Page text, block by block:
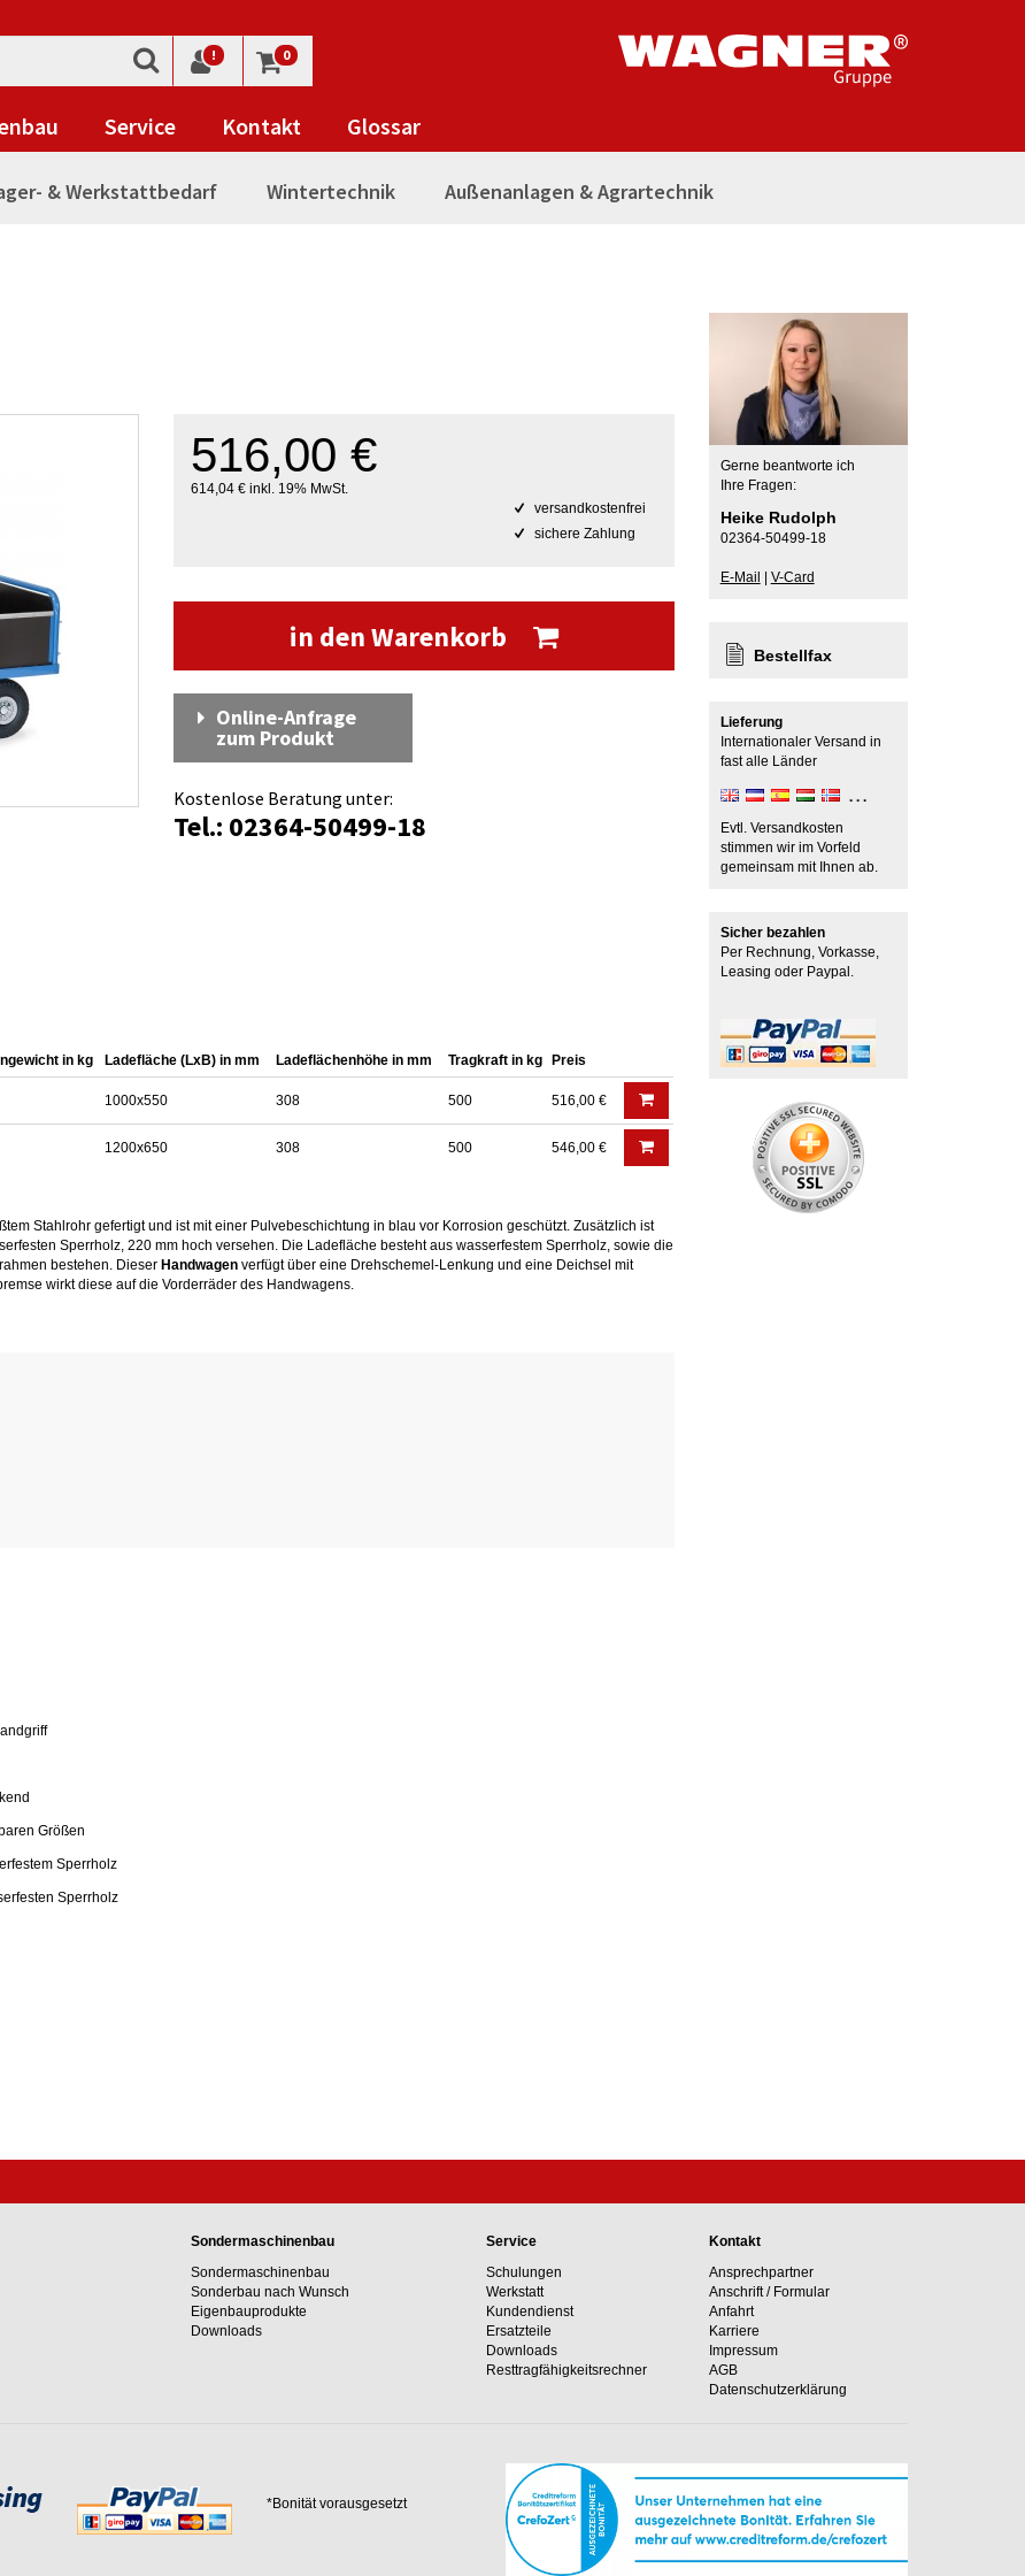
! 0
Service Kontakt Glossar
& Werkstattbedarf Wintertechnik Außenanlagen & Agrartechnik
516,00 €
614,04 € inkl. 19% MwSt.
versandkostenfrei
sichere Zahlung
in den Warenkorb
Online-Anfrage
zum Produkt
Kostenlose Beratung unter:
Tel.: 02364-50499-18
in kg Ladefläche (LxB) in mm Ladeflächenhöhe in mm Tragkraft in kg Preis
1000x550 308 500 516,00 €
1200x650 308 500 546,00 €
Stahlrohr gefertigt und ist mit einer Pulvebeschichtung in blau vor Korrosion geschützt. Zusätzlich ist
Sperrholz, 220 mm hoch versehen. Die Ladefläche besteht aus wasserfestem Sperrholz, sowie die
bestehen. Dieser Handwagen verfügt über eine Drehschemel-Lenkung und eine Deichsel mit
wirkt diese auf die Vorderräder des Handwagens.
Größen
Sperrholz
Sperrholz
Gerne beantworte ich
Ihre Fragen:
Heike Rudolph
02364-50499-18
E-Mail V-Card
Bestellfax
Lieferung
Internationaler Versand in
fast alle Länder
Evtl. Versandkosten
stimmen wir im Vorfeld
gemeinsam mit Ihnen ab.
Sicher bezahlen
Per Rechnung, Vorkasse,
Leasing oder Paypal.
Sondermaschinenbau
Sondermaschinenbau
Sonderbau nach Wunsch
Eigenbauprodukte
Downloads
Service
Schulungen
Werkstatt
Kundendienst
Ersatzteile
Downloads
Resttragfähig­keits­rechner
Kontakt
Ansprechpartner
Anschrift / Formular
Anfahrt
Karriere
Impressum
AGB
Datenschutzerklärung
*Bonität vorausgesetzt